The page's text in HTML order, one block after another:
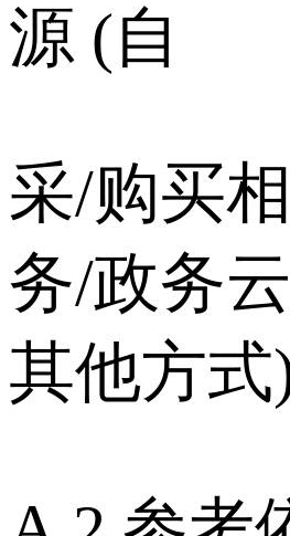
源 (自
采/购买
务/政务
其他方式)